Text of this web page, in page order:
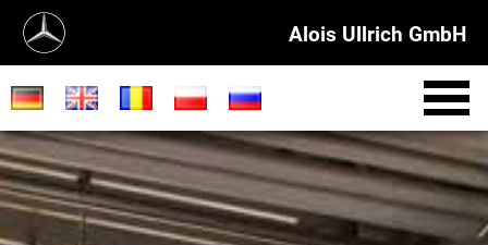
Alois Ullrich GmbH